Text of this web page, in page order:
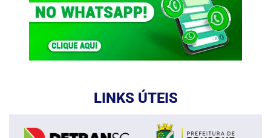
LINKS ÚTEIS